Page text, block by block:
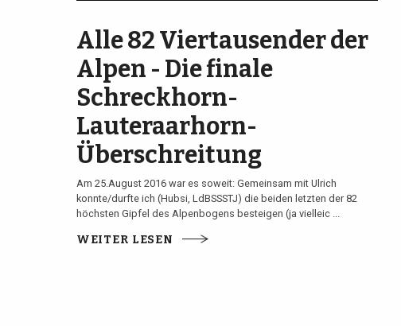
Alle 82 Viertausender der
Alpen - Die finale
Schreckhorn-
Lauteraarhorn-
Überschreitung
Am 25.August 2016 war es soweit: Gemeinsam mit Ulrich
konnte/durfte ich (Hubsi, LdBSSSTJ) die beiden letzten der 82
höchsten Gipfel des Alpenbogens besteigen (ja vielleic ...
WEITER LESEN